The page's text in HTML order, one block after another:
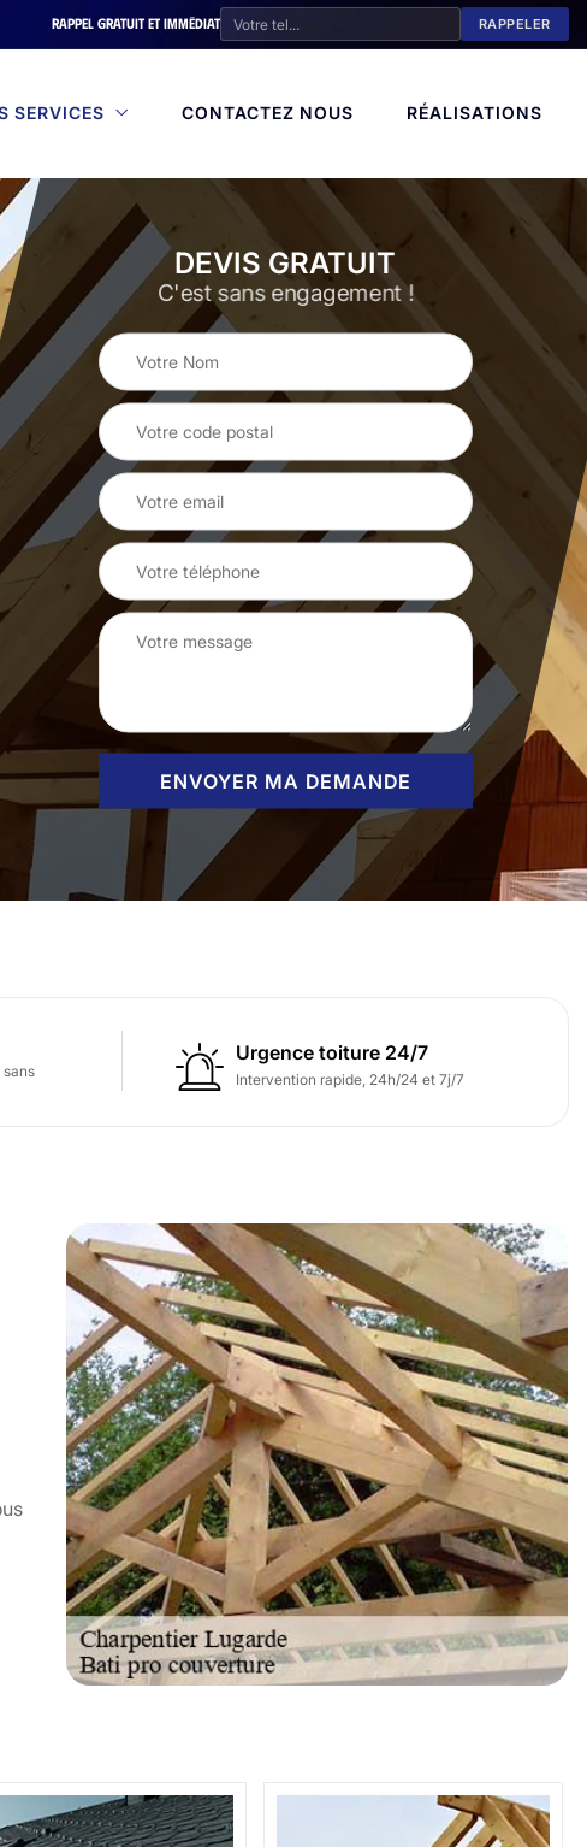
Rappel gratuit et immédiat
SERVICES CONTACTEZ NOUS RÉALISATIONS
DEVIS GRATUIT
C'est sans engagement !
sans
Urgence toiture 24/7
Intervention rapide, 24h/24 et 7j/7